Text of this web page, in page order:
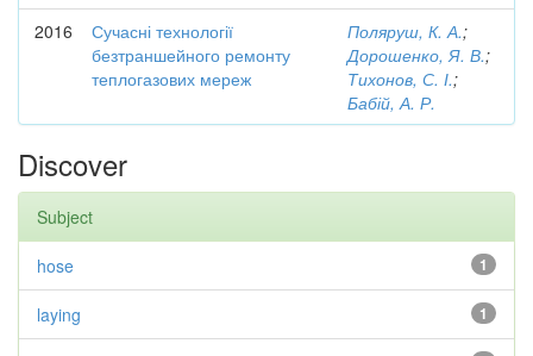
2016
Сучасні технології
безтраншейного ремонту
теплогазових мереж
Поляруш, К. А.;
Дорошенко, Я. В.;
Тихонов, С. І.;
Бабій, А. Р.
Discover
Subject
1
hose
1
laying